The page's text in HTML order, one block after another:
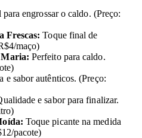
para engrossar o caldo. (Preço:
Frescas: Toque final de
maço)
Maria: Perfeito para caldo.
e sabor autênticos. (Preço:
e sabor para finalizar.
Toque picante na medida
pacote)